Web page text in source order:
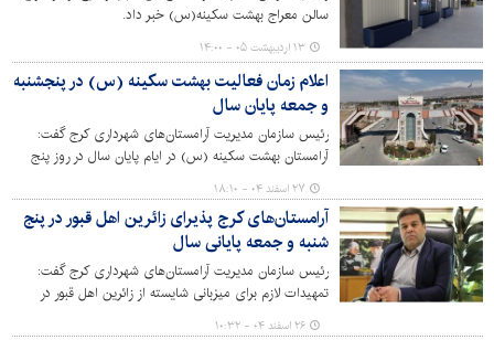
سالن معراج بهشت سکینه(س) خبر داد.
۱۳ اردیبهشت ۰۵ - ۱۴:۰۰
اعلام زمان فعالیت بهشت سکینه (س) در پنجشنبه
و جمعه پایان سال
رئیس سازمان مدیریت آرامستان‌های شهرداری کرج گفت:
آرامستان بهشت سکینه (س) در ایام پایان سال در روز پنج
جمعه ۲۹ اسفندماه از اذان صبح تا یک ساعت پس از لحظه
تحویل سال نو، پذیرای زائرین اهل قبور است.
۲۷ اسفند ۰۴ - ۱۸:۱۰
آرامستان‌های کرج پذیرای زائرین اهل قبور در پنج
شنبه و جمعه پایانی سال
رئیس سازمان مدیریت آرامستان‌های شهرداری کرج گفت:
تمهیدات لازم برای میزبانی شایسته از زائرین اهل قبور در
روزهای پایانی سال اندیشیده شده است.
۲۶ اسفند ۰۴ - ۱۰:۳۲